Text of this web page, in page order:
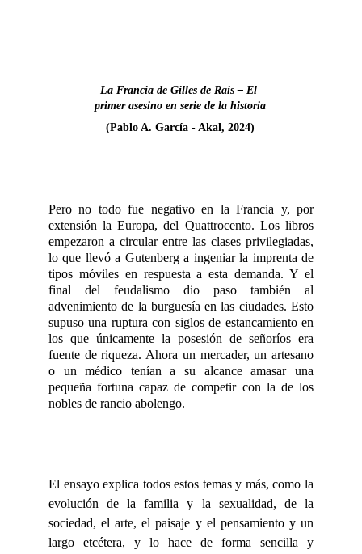
La Francia de Gilles de Rais – El
primer asesino en serie de la historia
(Pablo A. García - Akal, 2024)
Pero no todo fue negativo en la Francia y, por
extensión la Europa, del Quattrocento. Los libros
empezaron a circular entre las clases privilegiadas,
lo que llevó a Gutenberg a ingeniar la imprenta de
tipos móviles en respuesta a esta demanda. Y el
final del feudalismo dio paso también al
advenimiento de la burguesía en las ciudades. Esto
supuso una ruptura con siglos de estancamiento en
los que únicamente la posesión de señoríos era
fuente de riqueza. Ahora un mercader, un artesano
o un médico tenían a su alcance amasar una
pequeña fortuna capaz de competir con la de los
nobles de rancio abolengo.
El ensayo explica todos estos temas y más, como la
evolución de la familia y la sexualidad, de la
sociedad, el arte, el paisaje y el pensamiento y un
largo etcétera, y lo hace de forma sencilla y